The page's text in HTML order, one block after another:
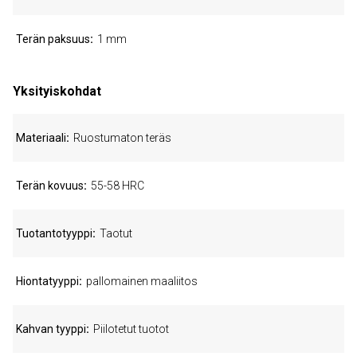
Terän paksuus 1 mm
Yksityiskohdat
Materiaali Ruostumaton teräs
Terän kovuus 55-58 HRC
Tuotantotyyppi Taotut
Hiontatyyppi pallomainen maaliitos
Kahvan tyyppi Piilotetut tuotot